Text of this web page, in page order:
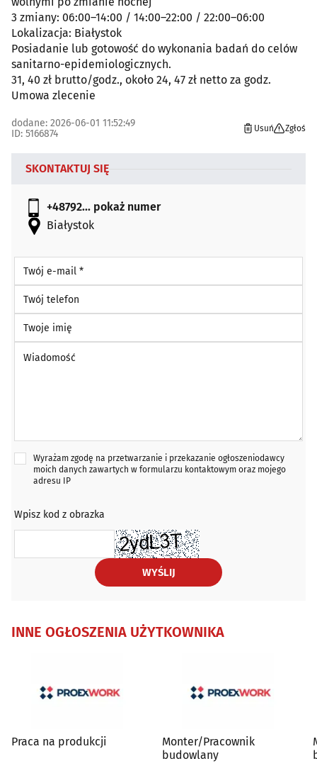
3 zmiany: 06:00–14:00 / 14:00–22:00 / 22:00–06:00
Lokalizacja: Białystok
Posiadanie lub gotowość do wykonania badań do celów
sanitarno-epidemiologicznych.
31, 40 zł brutto/godz., około 24, 47 zł netto za godz.
Umowa zlecenie
dodane: 2026-06-01 11:52:49
ID: 5166874
Usuń Zgłoś
SKONTAKTUJ SIĘ
+48792... pokaż numer
Białystok
Wyrażam zgodę na przetwarzanie i przekazanie ogłoszeniodawcy
moich danych zawartych w formularzu kontaktowym oraz mojego
adresu IP
Wpisz kod z obrazka
WYŚLIJ
INNE OGŁOSZENIA UŻYTKOWNIKA
Praca na produkcji
Monter/Pracownik
budowlany